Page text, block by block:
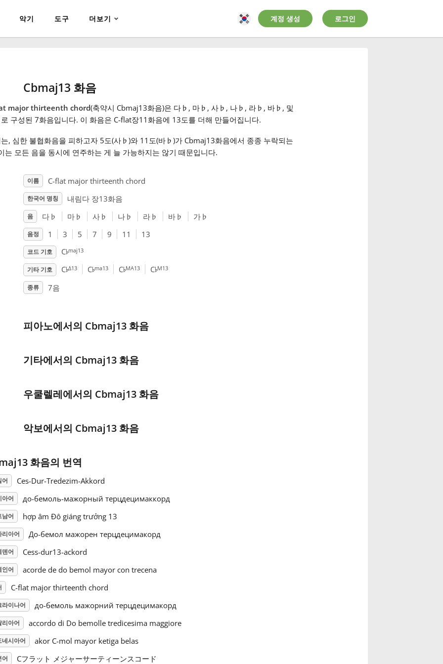
악기 도구 더보기 계정 생성 로그인
Cbmaj13 화음
major thirteenth chord(축약시 Cbmaj13화음)은 다♭ , 마♭ , 사♭ , 나♭ , 라♭ , 바♭ , 및
로 구성된 7화음입니다. 이 화음은 C-flat장11화음에 13도를 더해 만들어집니다.
, 심한 불협화음을 피하고자 5도(사♭ )와 11도(바♭ )가 Cbmaj13화음에서 종종 누락되는
는 모든 음을 동시에 연주하는 게 늘 가능하지는 않기 때문입니다.
이름 C-flat major thirteenth chord
한국어 명칭 내림다 장13화음
음 다♭ 마♭ 사♭ 나♭ 라♭ 바♭ 가♭
음정 1 3 5 7 9 11 13
코드 기호 C♭maj13
기타 기호 C♭Δ13 C♭ma13 C♭MA13 C♭M13
종류 7음
피아노에서의 Cbmaj13 화음
기타에서의 Cbmaj13 화음
우쿨렐레에서의 Cbmaj13 화음
악보에서의 Cbmaj13 화음
화음의 번역
어 Ces-Dur-Tredezim-Akkord
아어 до-бемоль-мажорный терцдецимаккорд
남어 hợp âm Đô giáng trưởng 13
리아어 До-бемол мажорен терцдецимакорд
덴어 Cess-dur13-ackord
인어 acorde de do bemol mayor con trecena
C-flat major thirteenth chord
라이나어 до-бемоль мажорний терцдецимакорд
리아어 accordo di Do bemolle tredicesima maggiore
네시아어 akor C-mol mayor ketiga belas
어 Cフラット メジャーサーティーンスコード